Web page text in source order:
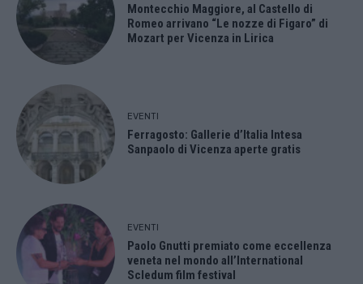
Montecchio Maggiore, al Castello di
Romeo arrivano “Le nozze di Figaro” di
Mozart per Vicenza in Lirica
EVENTI
Ferragosto: Gallerie d’Italia Intesa
Sanpaolo di Vicenza aperte gratis
EVENTI
Paolo Gnutti premiato come eccellenza
veneta nel mondo all’International
Scledum film festival